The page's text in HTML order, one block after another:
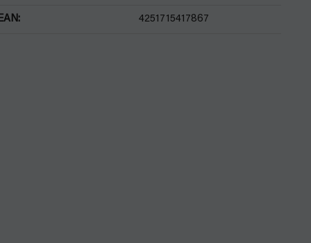
: 4251715417867